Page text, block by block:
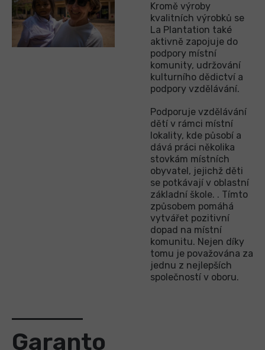
Kromě výroby
kvalitních výrobků se
La Plantation také
aktivně zapojuje do
podpory místní
komunity, udržování
kulturního dědictví a
podpory vzdělávání.
Podporuje vzdělávání
dětí v rámci místní
lokality, kde působí a
dává práci několika
stovkám místních
obyvatel, jejichž děti
se potkávají v oblastní
základní škole. . Tímto
způsobem pomáhá
vytvářet pozitivní
dopad na místní
komunitu. Nejen díky
tomu je považována za
jednu z nejlepších
společností v oboru.
Garanto